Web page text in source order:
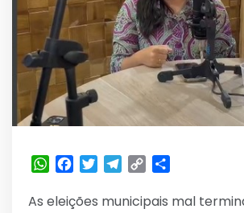
WhatsApp
Facebook
TwitterTelegram
Copy
As eleições municipais mal